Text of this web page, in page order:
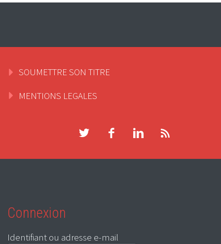
SOUMETTRE SON TITRE
MENTIONS LEGALES
Connexion
Identifiant ou adresse e-mail